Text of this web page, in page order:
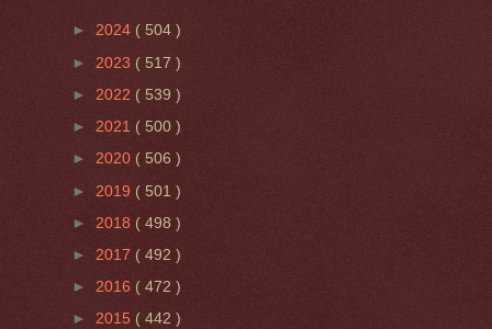
► 2024 ( 504 )
► 2023 ( 517 )
► 2022 ( 539 )
► 2021 ( 500 )
► 2020 ( 506 )
► 2019 ( 501 )
► 2018 ( 498 )
► 2017 ( 492 )
► 2016 ( 472 )
► 2015 ( 442 )